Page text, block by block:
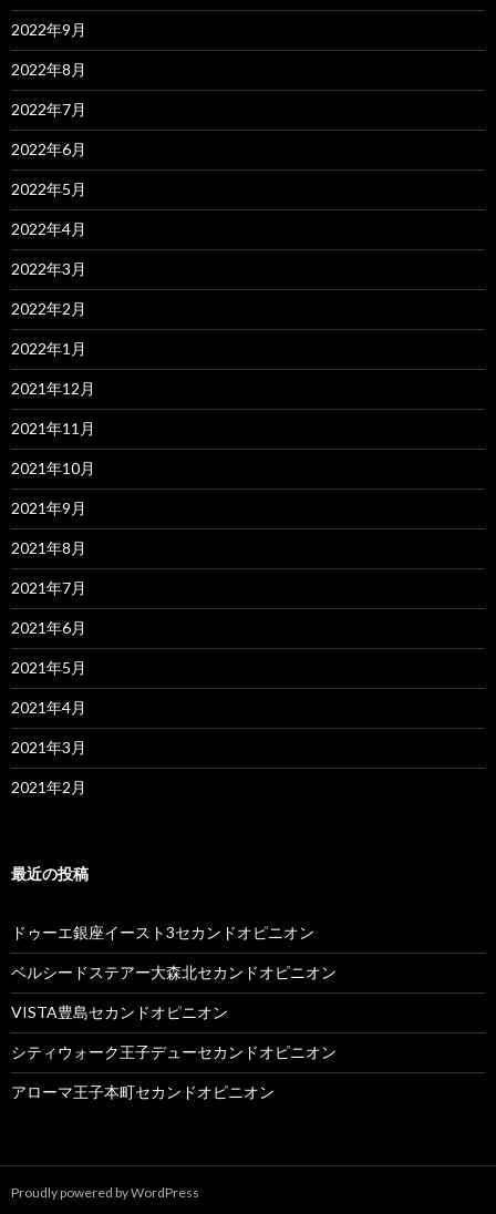
2022年9月
2022年8月
2022年7月
2022年6月
2022年5月
2022年4月
2022年3月
2022年2月
2022年1月
2021年12月
2021年11月
2021年10月
2021年9月
2021年8月
2021年7月
2021年6月
2021年5月
2021年4月
2021年3月
2021年2月
最近の投稿
ドゥーエ銀座イースト3セカンドオピニオン
ベルシードステアー大森北セカンドオピニオン
VISTA豊島セカンドオピニオン
シティウォーク王子デューセカンドオピニオン
アローマ王子本町セカンドオピニオン
Proudly powered by WordPress